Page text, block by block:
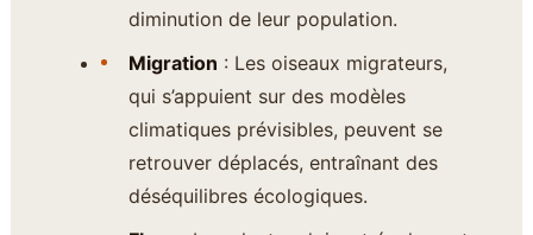
diminution de leur population.
Migration : Les oiseaux migrateurs,
qui s’appuient sur des modèles
climatiques prévisibles, peuvent se
retrouver déplacés, entraînant des
déséquilibres écologiques.